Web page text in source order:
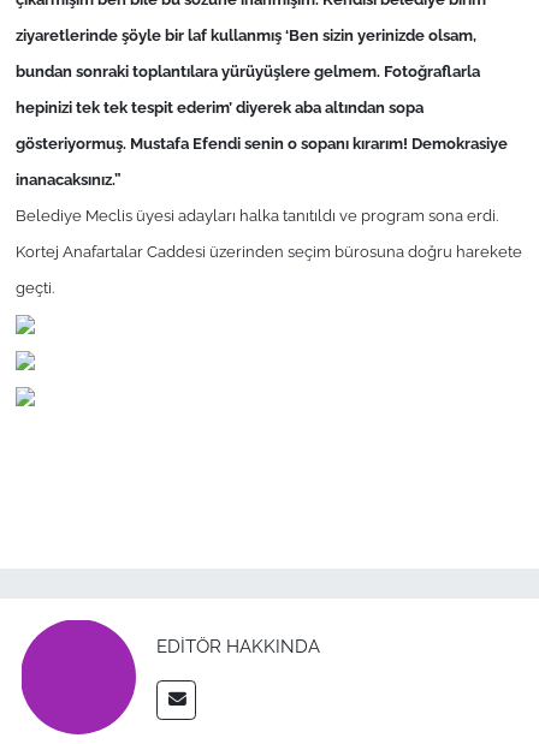
ziyaretlerinde şöyle bir laf kullanmış ‘Ben sizin yerinizde olsam,
bundan sonraki toplantılara yürüyüşlere gelmem. Fotoğraflarla
hepinizi tek tek tespit ederim’ diyerek aba altından sopa
gösteriyormuş. Mustafa Efendi senin o sopanı kırarım! Demokrasiye
inanacaksınız.”
Belediye Meclis üyesi adayları halka tanıtıldı ve program sona erdi.
Kortej Anafartalar Caddesi üzerinden seçim bürosuna doğru harekete
geçti.
EDITÖR HAKKINDA